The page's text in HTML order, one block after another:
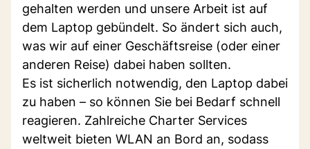
gehalten werden und unsere Arbeit ist auf
dem Laptop gebündelt. So ändert sich auch,
was wir auf einer Geschäftsreise (oder einer
anderen Reise) dabei haben sollten.
Es ist sicherlich notwendig, den Laptop dabei
zu haben – so können Sie bei Bedarf schnell
reagieren. Zahlreiche Charter Services
weltweit bieten WLAN an Bord an, sodass